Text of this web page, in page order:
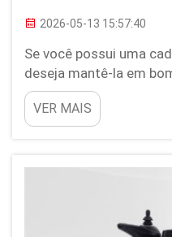
2026-05-13 15:57:40
Se você possui uma
deseja mantê-la em
funcionamento pelo
como todas as
elétricas exigem
como manter sua
VER MAIS